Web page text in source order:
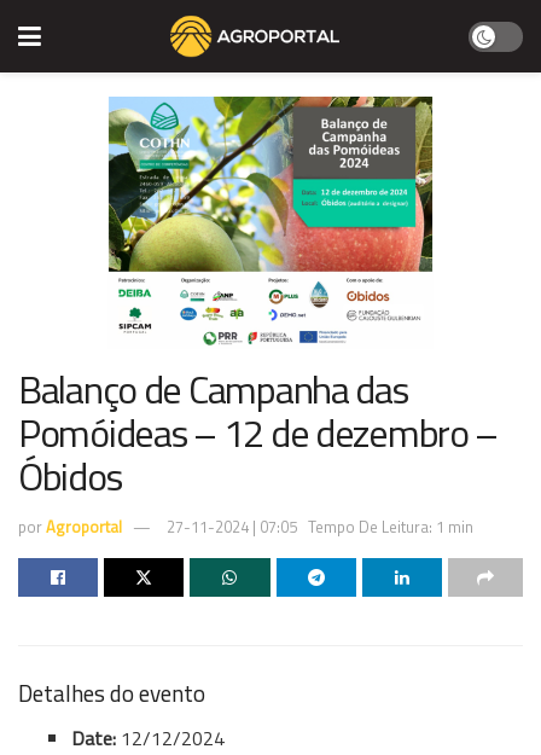
Balanço de Campanha das
Pomóideas – 12 de dezembro –
Óbidos
porAgroportal 27-11-2024 | 07:05 Tempo De Leitura: 1 min
Detalhes do evento
Date: 12/12/2024